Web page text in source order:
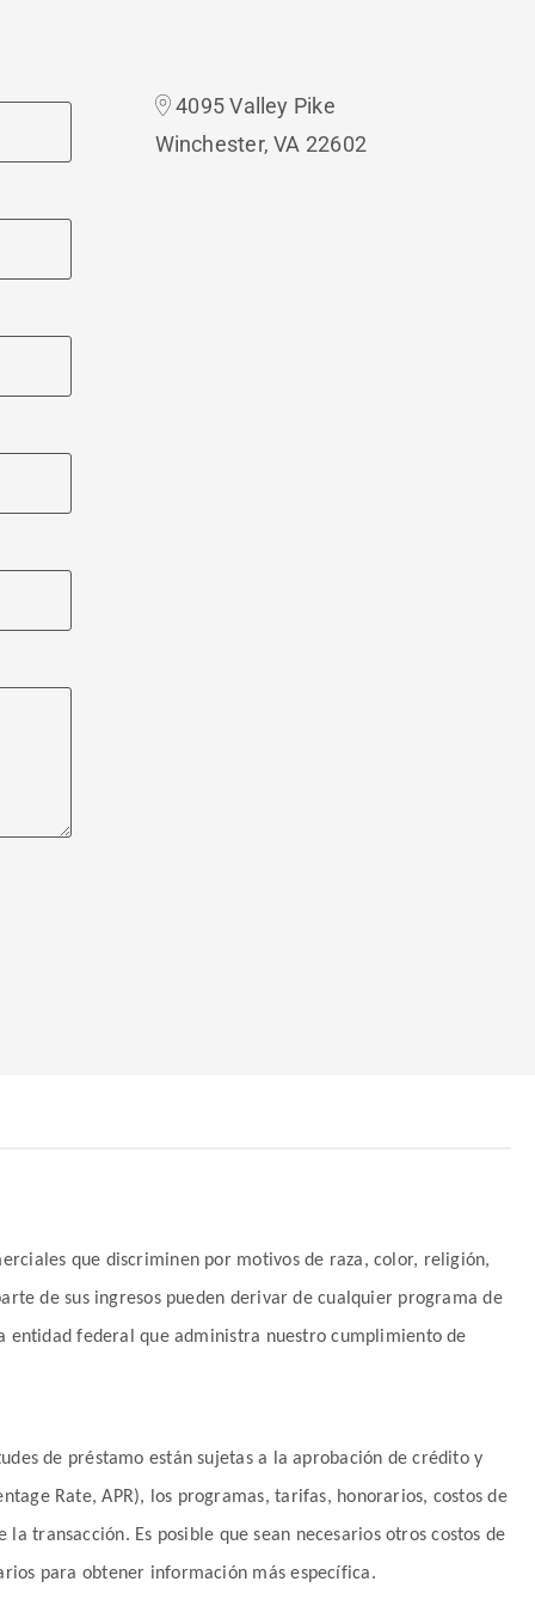
4095 Valley Pike
Winchester, VA 22602
que discriminen por motivos de raza, color, religión,
de sus ingresos pueden derivar de cualquier programa de
entidad federal que administra nuestro cumplimiento de
de préstamo están sujetas a la aprobación de crédito y
Rate, APR), los programas, tarifas, honorarios, costos de
transacción. Es posible que sean necesarios otros costos de
para obtener información más específica.